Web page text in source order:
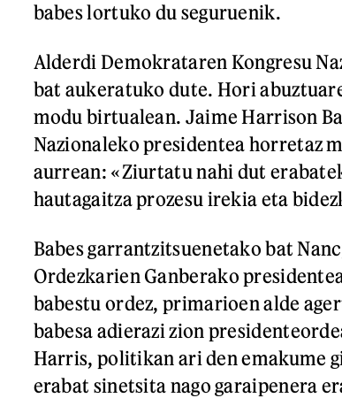
babes lortuko du seguruenik.
Alderdi Demokrataren Kongresu
bat aukeratuko dute. Hori
modu birtualean. Jaime Harrison
Nazionaleko presidentea horretaz
aurrean: «Ziurtatu nahi dut
hautagaitza prozesu irekia eta
Babes garrantzitsuenetako bat
Ordezkarien Ganberako
babestu ordez, primarioen alde
babesa adierazi zion
Harris, politikan ari den emakume
erabat sinetsita nago garaipenera